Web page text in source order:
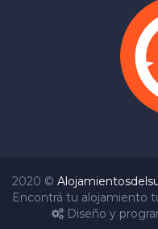
2020 ©
Encontrá tu alojamiento
Diseño y